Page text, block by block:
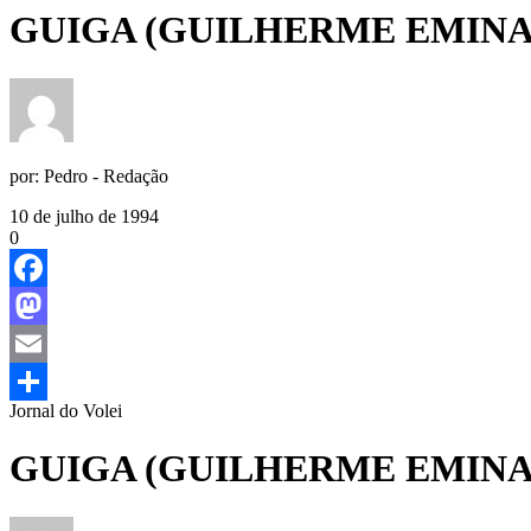
GUIGA (GUILHERME
por: Pedro - Redação
10 de julho de 1994
0
Facebook
Mastodon
Email
Share
Jornal do Volei
GUIGA (GUILHERME